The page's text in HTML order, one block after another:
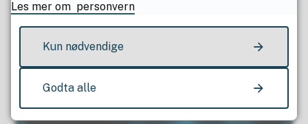
Les mer om personvern
Kun nødvendige
Godta alle